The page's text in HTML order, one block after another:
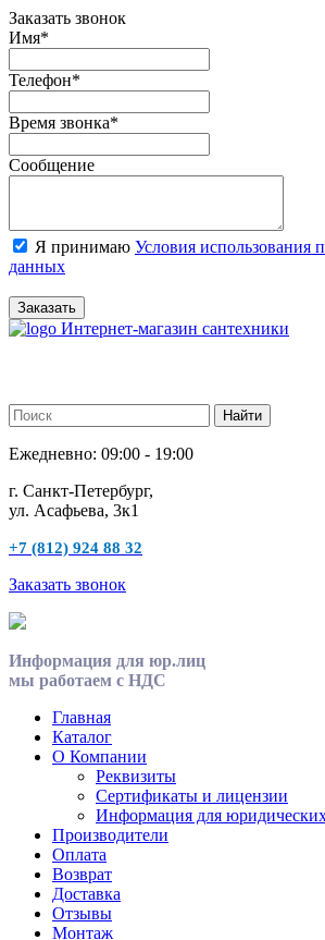
Заказать звонок
Имя*
Телефон*
Время звонка*
Сообщение
Я принимаю Условия использования
данных
Заказать
Интернет-магазин сантехники
Ежедневно: 09:00 - 19:00
г. Санкт-Петербург,
ул. Асафьева, 3к1
+7 (812) 924 88 32
Заказать звонок
Информация для юр.лиц
мы работаем с НДС
Главная
Каталог
О Компании
Реквизиты
Сертификаты и лицензии
Информация для
Производители
Оплата
Возврат
Доставка
Отзывы
Монтаж